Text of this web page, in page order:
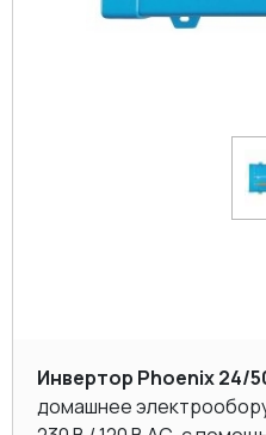
Инвертор Phoenix 24/
домашнее